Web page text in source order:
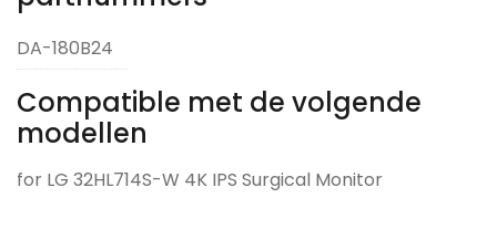
DA-180B24
Compatible met de volgende
modellen
for LG 32HL714S-W 4K IPS Surgical Monitor